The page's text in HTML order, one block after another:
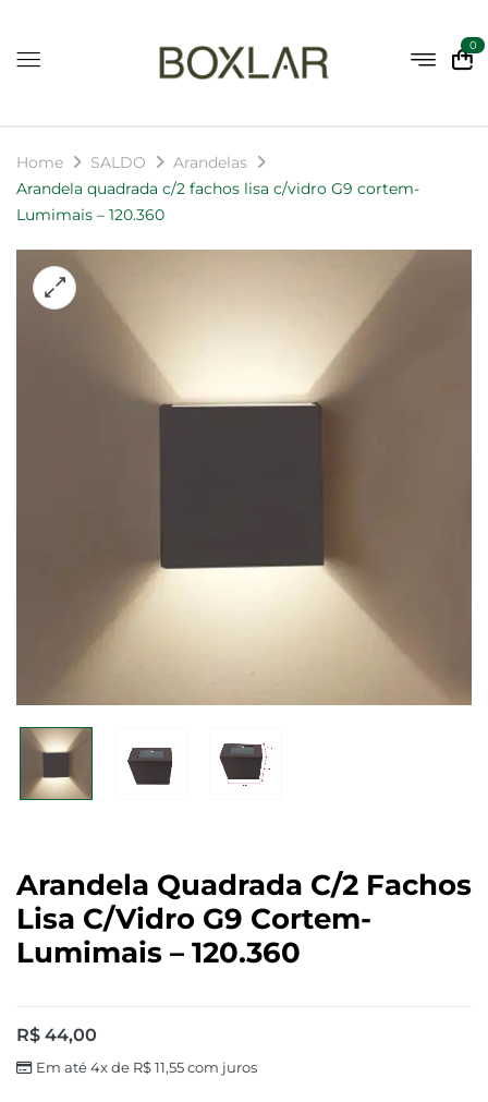
0
Home SALDO
Arandelas
Arandela quadrada c/2 fachos lisa c/vidro G9 cortem-
Lumimais – 120.360
Arandela Quadrada C/2 Fachos
Lisa C/vidro G9 Cortem-
Lumimais – 120.360
R$ 44,00
Em até 4x de R$11,55com juros